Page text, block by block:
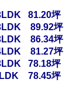
81.20坪
89.92坪
86.34坪
81.27坪
78.18坪
78.45坪